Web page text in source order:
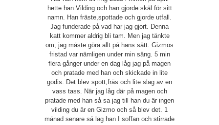
hette han Vilding och han gjorde skäl för sitt
namn. Han fräste,spottade och gjorde utfall.
Jag funderade på vad har jag gjort. Denna
katt kommer aldrig bli tam. Men jag tänkte
om, jag måste göra allt på hans sätt. Gizmos
fristad var nämligen under min säng. 5 min
flera gånger under en dag låg jag på magen
och pratade med han och skickade in lite
godis. Det blev spott,fräs och lite slag av en
vass tass. När jag låg där på magen och
pratade med han så sa jag till han du är ingen
vilding du är en Gizmo och så blev det. 1
månad senare så låg han I soffan och stirrade